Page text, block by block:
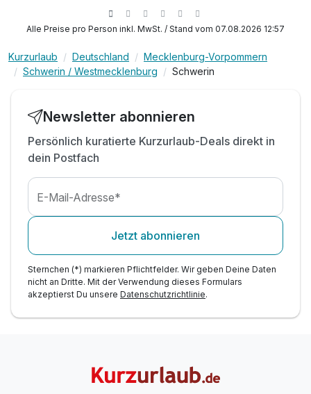
inkl. täglich 1 Flasche Wasser auf dem Zimmer
inkl. Nutzung unserer Gäste- App
inkl. freie Nutzung der Sonnenliegen
inkl. Parkplatz
Alle Preise pro Person inkl. MwSt. / Stand vom 07.08.2026 12:57
Kurzurlaub Deutschland
Mecklenburg-Vorpommern
Schwerin / Westmecklenburg
Schwerin
Newsletter abonnieren
Persönlich kuratierte Kurzurlaub-Deals direkt in
dein Postfach
E-Mail-Adresse*
Jetzt abonnieren
Sternchen (*) markieren Pflichtfelder. Wir geben Deine Daten
nicht an Dritte. Mit der Verwendung dieses Formulars
akzeptierst Du unsere Datenschutzrichtlinie.